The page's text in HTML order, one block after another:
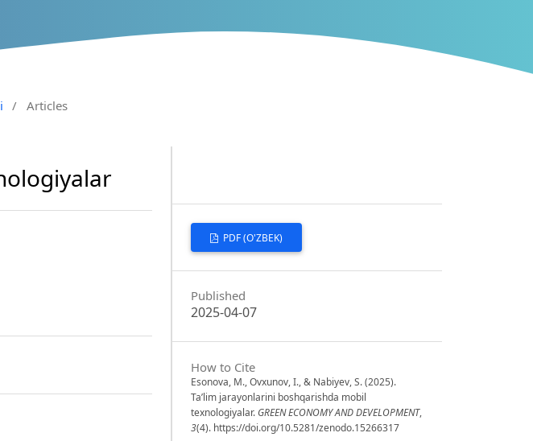
/ Articles
PDF (O'ZBEK)
Published
2025-04-07
How to Cite
Esonova, M., Ovxunov, I., & Nabiyev, S. (2025).
Ta’lim jarayonlarini boshqarishda mobil
texnologiyalar. GREEN ECONOMY AND DEVELOPMENT,
3(4). https://doi.org/10.5281/zenodo.15266317